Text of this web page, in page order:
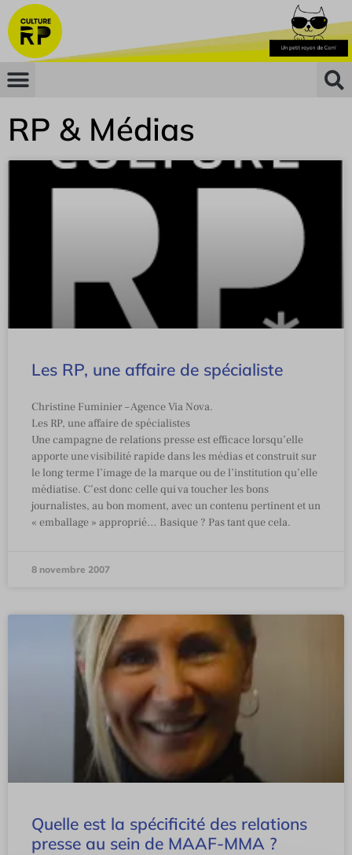
RP & Médias
Les RP, une affaire de spécialiste
Christine Fuminier – Agence Via Nova.
Les RP, une affaire de spécialistes
Une campagne de relations presse est efficace lorsqu’elle
apporte une visibilité rapide dans les médias et construit sur
le long terme l’image de la marque ou de l’institution qu’elle
médiatise. C’est donc celle qui va toucher les bons
journalistes, au bon moment, avec un contenu pertinent et un
« emballage » approprié… Basique ? Pas tant que cela.
8 novembre 2007
Quelle est la spécificité des relations
presse au sein de MAAF-MMA ?